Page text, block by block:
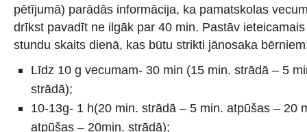
pētījumā) parādās informācija, ka pamatskolas
drīkst pavadīt ne ilgāk par 40 min. Pastāv
stundu skaits dienā, kas būtu strikti jānosaka
Līdz 10 g vecumam- 30 min (15 min. strādā – 5
strādā);
10-13g- 1 h(20 min. strādā – 5 min. atpūšas – 20
atpūšas – 20min. strādā);